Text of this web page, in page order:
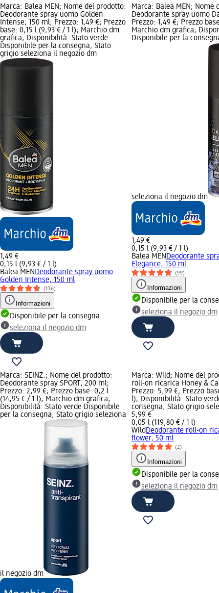
Marca: Balea MEN; Nome del prodotto:
Deodorante spray uomo Golden
Intense, 150 ml; Prezzo: 1,49 €; Prezzo
base: 0,15 l (9,93 € / 1 l); Marchio dm
grafica; Disponibilità: Stato verde
Disponibile per la consegna, Stato
grigio seleziona il negozio dm
1,49 €
0,15 l (9,93 € / 1 l)
Balea MEN Deodorante spray uomo
Golden Intense, 150 ml
(136)
Informazioni
Disponibile per la consegna
seleziona il negozio dm
Marca: Balea MEN; Nome
Deodorante spray uomo
Prezzo: 1,49 €; Prezzo
Marchio dm grafica;
Disponibile per la
seleziona il negozio dm
1,49 €
0,15 l (9,93 € / 1 l)
Balea MEN Deodorante
Elegance, 150 ml
(99)
Informazioni
Disponibile per la
seleziona il negozio dm
Marca: SEINZ.; Nome del prodotto:
Deodorante spray SPORT, 200 ml;
Prezzo: 2,99 €; Prezzo base: 0,2 l
(14,95 € / 1 l); Marchio dm grafica;
Disponibilità: Stato verde Disponibile
per la consegna, Stato grigio seleziona
il negozio dm
Marca: Wild; Nome del
roll-on ricarica Honey &
Prezzo: 5,99 €; Prezzo
l); Disponibilità: Stato
consegna, Stato grigio
5,99 €
0,05 l (119,80 € / 1 l)
WildDeodorante roll-on
flower, 50 ml
(2)
Informazioni
Disponibile per la
seleziona il negozio dm